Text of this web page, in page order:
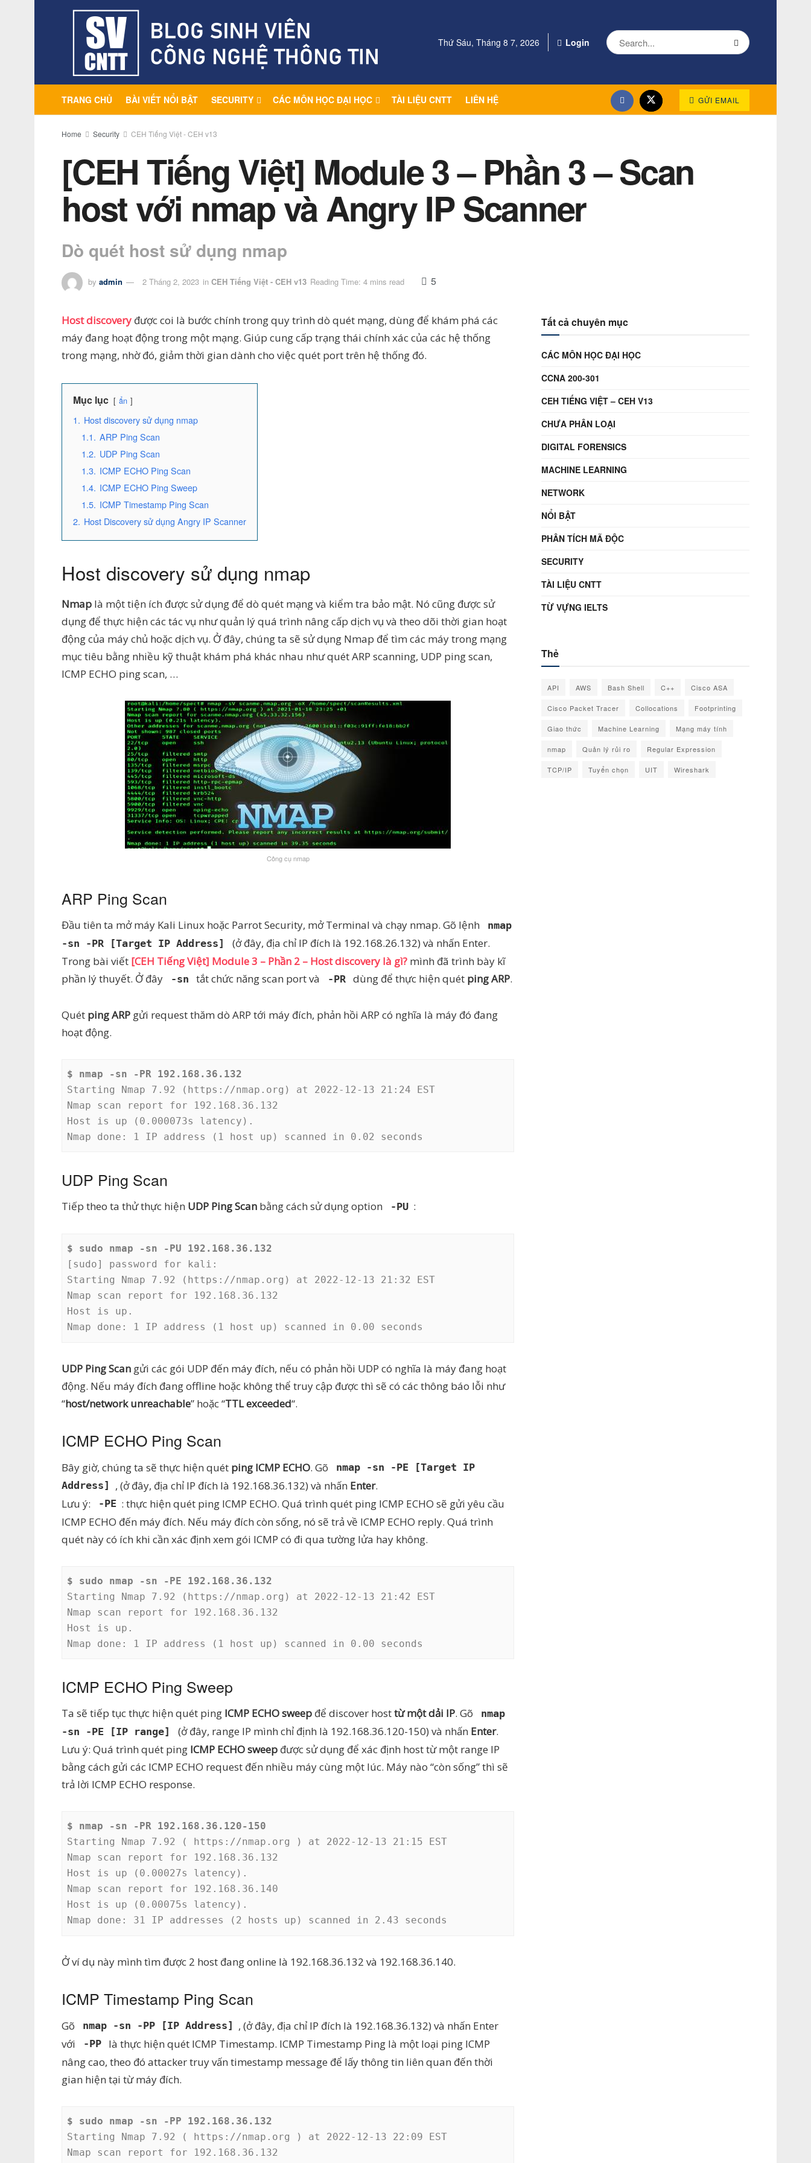
Thứ Sáu, Tháng 8 7, 2026 Login
TRANG CHỦ BÀI VIẾT NỔI BẬT SECURITY CÁC MÔN HỌC ĐẠI HỌC TÀI LIỆU CNTT LIÊN HỆ GỬI EMAIL
Home Security CEH Tiếng Việt - CEH v13
[CEH Tiếng Việt] Module 3 – Phần 3 – Scan
host với nmap và Angry IP Scanner
Dò quét host sử dụng nmap
by admin 2 Tháng 2, 2023 in CEH Tiếng Việt - CEH v13 Reading Time: 4 mins read 5
Host discovery được coi là bước chính trong quy trình dò quét mạng, dùng để khám phá các
máy đang hoạt động trong một mạng. Giúp cung cấp trạng thái chính xác của các hệ thống
trong mạng, nhờ đó, giảm thời gian dành cho việc quét port trên hệ thống đó.
Mục lục ẩn
1. Host discovery sử dụng nmap
1.1. ARP Ping Scan
1.2. UDP Ping Scan
1.3. ICMP ECHO Ping Scan
1.4. ICMP ECHO Ping Sweep
1.5. ICMP Timestamp Ping Scan
2. Host Discovery sử dụng Angry IP Scanner
Host discovery sử dụng nmap
Nmap là một tiện ích được sử dụng để dò quét mạng và kiểm tra bảo mật. Nó cũng được sử
dụng để thực hiện các tác vụ như quản lý quá trình nâng cấp dịch vụ và theo dõi thời gian hoạt
động của máy chủ hoặc dịch vụ. Ở đây, chúng ta sẽ sử dụng Nmap để tìm các máy trong mạng
mục tiêu bằng nhiều kỹ thuật khám phá khác nhau như quét ARP scanning, UDP ping scan,
ICMP ECHO ping scan, …
Công cụ nmap
ARP Ping Scan
Đầu tiên ta mở máy Kali Linux hoặc Parrot Security, mở Terminal và chạy nmap. Gõ lệnh
nmap
-sn -PR [Target IP Address]
(ở đây, địa chỉ IP đích là 192.168.26.132) và nhấn Enter.
Trong bài viết [CEH Tiếng Việt] Module 3 – Phần 2 – Host discovery là gì? mình đã trình bày kĩ
phần lý thuyết. Ở đây
-sn tắt chức năng scan port và -PR dùng để thực hiện quét ping ARP.
Quét ping ARP gửi request thăm dò ARP tới máy đích, phản hồi ARP có nghĩa là máy đó đang
hoạt động.
$ nmap -sn -PR 192.168.36.132
Starting Nmap 7.92 (https://nmap.org) at 2022-12-13 21:24 EST
Nmap scan report for 192.168.36.132
Host is up (0.000073s latency).
Nmap done: 1 IP address (1 host up) scanned in 0.02 seconds
UDP Ping Scan
Tiếp theo ta thử thực hiện UDP Ping Scan bằng cách sử dụng option -PU :
$ sudo nmap -sn -PU 192.168.36.132
[sudo] password for kali:
Starting Nmap 7.92 (https://nmap.org) at 2022-12-13 21:32 EST
Nmap scan report for 192.168.36.132
Host is up.
Nmap done: 1 IP address (1 host up) scanned in 0.00 seconds
UDP Ping Scan gửi các gói UDP đến máy đích, nếu có phản hồi UDP có nghĩa là máy đang hoạt
động. Nếu máy đích đang offline hoặc không thể truy cập được thì sẽ có các thông báo lỗi như
“host/network unreachable” hoặc “TTL exceeded“.
ICMP ECHO Ping Scan
Bây giờ, chúng ta sẽ thực hiện quét ping ICMP ECHO. Gõ
nmap -sn -PE [Target IP
Address]
, (ở đây, địa chỉ IP đích là 192.168.36.132) và nhấn Enter.
Lưu ý:
-PE : thực hiện quét ping ICMP ECHO. Quá trình quét ping ICMP ECHO sẽ gửi yêu cầu
ICMP ECHO đến máy đích. Nếu máy đích còn sống, nó sẽ trả về ICMP ECHO reply. Quá trình
quét này có ích khi cần xác định xem gói ICMP có đi qua tường lửa hay không.
$ sudo nmap -sn -PE 192.168.36.132
Starting Nmap 7.92 (https://nmap.org) at 2022-12-13 21:42 EST
Nmap scan report for 192.168.36.132
Host is up.
Nmap done: 1 IP address (1 host up) scanned in 0.00 seconds
ICMP ECHO Ping Sweep
Ta sẽ tiếp tục thực hiện quét ping ICMP ECHO sweep để discover hosttừ một dải IP. Gõ
nmap
-sn -PE [IP range]
(ở đây, range IP mình chỉ định là 192.168.36.120-150) và nhấn Enter.
Lưu ý: Quá trình quét ping ICMP ECHO sweep được sử dụng để xác định host từ một range IP
bằng cách gửi các ICMP ECHO request đến nhiều máy cùng một lúc. Máy nào “còn sống” thì sẽ
trả lời ICMP ECHO response.
$ nmap -sn -PR 192.168.36.120-150
Starting Nmap 7.92 ( https://nmap.org ) at 2022-12-13 21:15 EST
Nmap scan report for 192.168.36.132
Host is up (0.00027s latency).
Nmap scan report for 192.168.36.140
Host is up (0.00075s latency).
Nmap done: 31 IP addresses (2 hosts up) scanned in 2.43 seconds
Ở ví dụ này mình tìm được 2 host đang online là 192.168.36.132 và 192.168.36.140.
ICMP Timestamp Ping Scan
Gõ nmap -sn -PP [IP Address]
, (ở đây, địa chỉ IP đích là 192.168.36.132) và nhấn Enter
với
-PP
là thực hiện quét ICMP Timestamp. ICMP Timestamp Ping là một loại ping ICMP
nâng cao, theo đó attacker truy vấn timestamp message để lấy thông tin liên quan đến thời
gian hiện tại từ máy đích.
$ sudo nmap -sn -PP 192.168.36.132
Starting Nmap 7.92 ( https://nmap.org ) at 2022-12-13 22:09 EST
Nmap scan report for 192.168.36.132
Tất cả chuyên mục
CÁC MÔN HỌC ĐẠI HỌC
CCNA 200-301
CEH TIẾNG VIỆT – CEH V13
CHƯA PHÂN LOẠI
DIGITAL FORENSICS
MACHINE LEARNING
NETWORK
NỔI BẬT
PHÂN TÍCH MÃ ĐỘC
SECURITY
TÀI LIỆU CNTT
TỪ VỰNG IELTS
Thẻ
API AWS Bash Shell C++ Cisco ASA
Cisco Packet Tracer Collocations Footprinting
Giao thức Machine Learning Mạng máy tính
nmap Quản lý rủi ro Regular Expression
TCP/IP Tuyển chọn UIT Wireshark